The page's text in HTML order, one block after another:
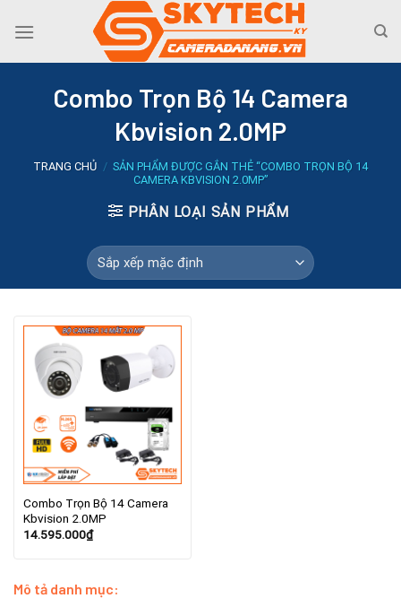
Combo Trọn Bộ 14 Camera
Kbvision 2.0MP
TRANG CHỦ / SẢN PHẨM ĐƯỢC GẮN THẺ “COMBO TRỌN BỘ 14
CAMERA KBVISION 2.0MP”
PHÂN LOẠI SẢN PHẨM
Combo Trọn Bộ 14 Camera
Kbvision 2.0MP
14.595.000₫
Mô tả danh mục: